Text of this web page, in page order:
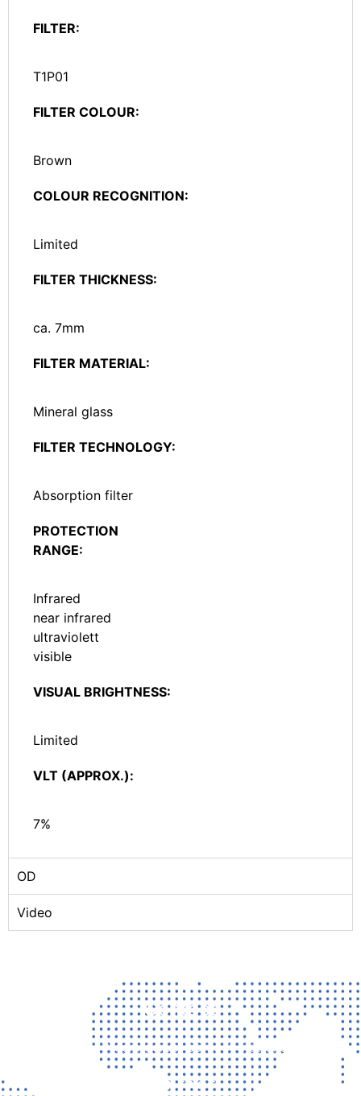
FILTER:
T1P01
FILTER COLOUR:
Brown
COLOUR RECOGNITION:
Limited
FILTER THICKNESS:
ca. 7mm
FILTER MATERIAL:
Mineral glass
FILTER TECHNOLOGY:
Absorption filter
PROTECTION
RANGE:
Infrared
near infrared
ultraviolett
visible
VISUAL BRIGHTNESS:
Limited
VLT (APPROX.):
7%
OD
Video
Contact
Vragen? Neem gerust contact met ons op!
CONTACT